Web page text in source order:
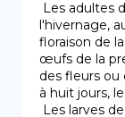
l'hivernage,
floraison de
œufs de la
des fleurs ou
à huit jours,